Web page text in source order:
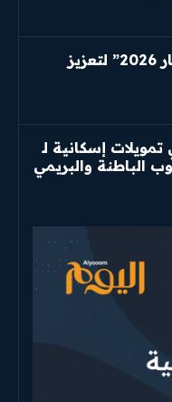
غدًا.. انطلاق معرض “ريفي ظفار 2026” لتعزيز
تمويلات إسكانية لـ
الباطنة والبريمي